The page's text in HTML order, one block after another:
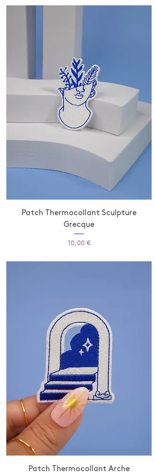
Patch Thermocollant Sculpture
Grecque
Prix
10,00 €
Patch Thermocollant Arche